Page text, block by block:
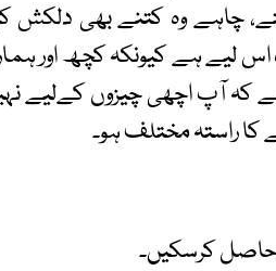
چاہے وہ کتنے بھی دلکش
لیے ہے کیونکہ کچھ اور
ہے کہ آپ اچھی چیزوں کےلیے
کا راستہ مختلف ہو۔
حاصل کرسکیں۔